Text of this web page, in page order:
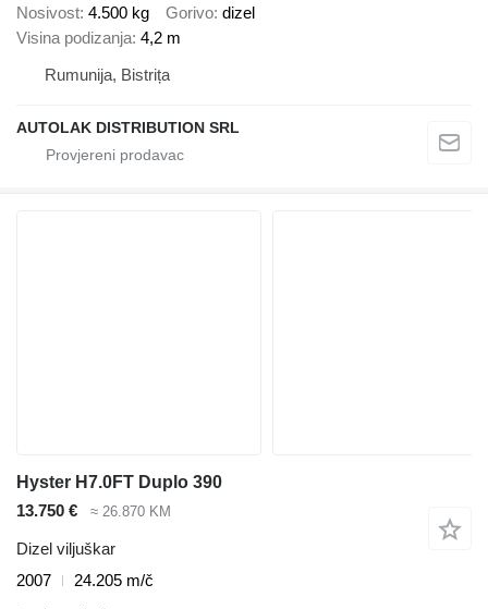
Nosivost 4.500 kg Gorivo dizel
Visina podizanja 4,2 m
Rumunija, Bistrița
AUTOLAK DISTRIBUTION SRL
Hyster H7.0FT Duplo 390
13.750 €
≈ 26.870 KM
Dizel viljuškar
2007
24.205 m/č